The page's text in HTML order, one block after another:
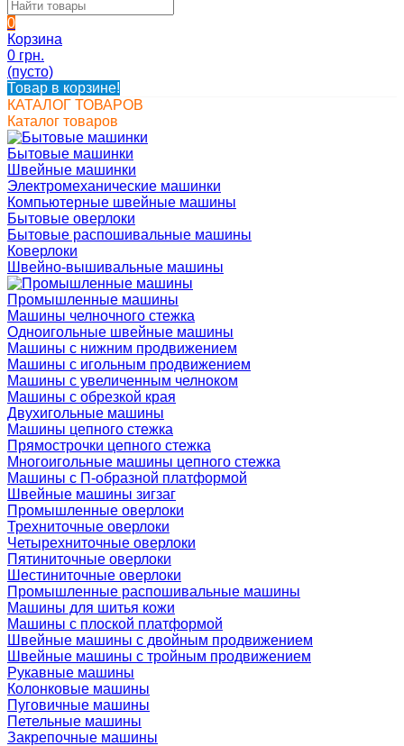
0
Корзина
0 грн.
(пусто)
Товар в корзине!
КАТАЛОГ ТОВАРОВ
Каталог товаров
Бытовые машинки
Швейные машинки
Электромеханические машинки
Компьютерные швейные машины
Бытовые оверлоки
Бытовые распошивальные машины
Коверлоки
Швейно-вышивальные машины
Промышленные машины
Машины челночного стежка
Одноигольные швейные машины
Машины с нижним продвижением
Машины с игольным продвижением
Машины с увеличенным челноком
Машины с обрезкой края
Двухигольные машины
Машины цепного стежка
Прямострочки цепного стежка
Многоигольные машины цепного стежка
Машины с П-образной платформой
Швейные машины зигзаг
Промышленные оверлоки
Трехниточные оверлоки
Четырехниточные оверлоки
Пятиниточные оверлоки
Шестиниточные оверлоки
Промышленные распошивальные машины
Машины для шитья кожи
Машины с плоской платформой
Швейные машины с двойным продвижением
Швейные машины с тройным продвижением
Рукавные машины
Колонковые машины
Пуговичные машины
Петельные машины
Закрепочные машины